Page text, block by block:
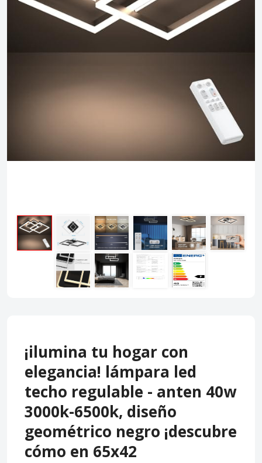
¡ilumina tu hogar con
elegancia! lámpara led
techo regulable - anten 40w
3000k-6500k, diseño
geométrico negro ¡descubre
cómo en 65x42